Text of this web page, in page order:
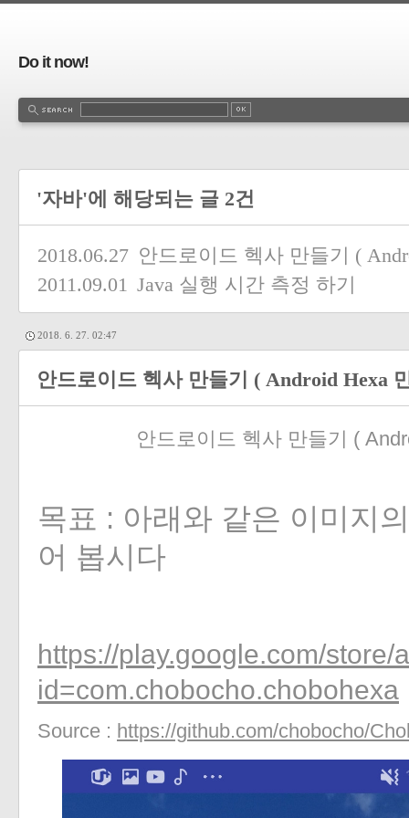
Do it now!
'자바'에 해당되는 글 2건
2018.06.27 안드로이드 헥사 만들기 (
2011.09.01 Java 실행 시간 측정 하기
2018. 6. 27. 02:47
안드로이드 헥사 만들기 ( Android Hexa
안드로이드 헥사 만들기 (
목표 : 아래와 같은 이미지
어 봅시다
https://play.google.com/store/
id=com.chobocho.chobohexa
Source : https://github.com/chobocho/